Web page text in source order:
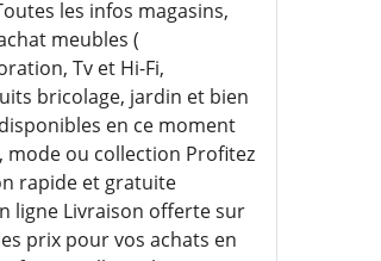
les infos magasins,
meubles (
Tv et Hi-Fi,
bricolage, jardin et bien
en ce moment
mode ou collection Profitez
rapide et gratuite
ligne Livraison offerte sur
prix pour vos achats en